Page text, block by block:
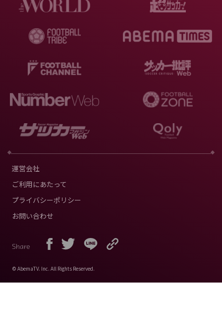
運営会社
ご利用にあたって
プライバシーポリシー
お問い合わせ
Share
© AbemaTV. Inc. All Rights Reserved.